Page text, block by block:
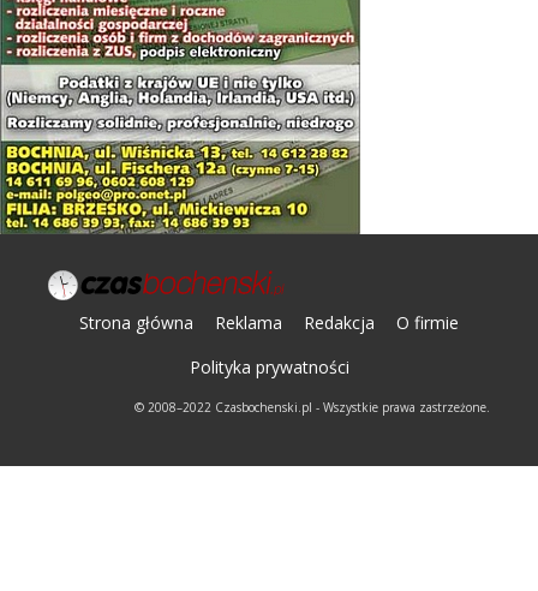
Strona główna Reklama Redakcja
O firmie
Polityka prywatności
© 2008–2022 Czasbochenski.pl - Wszystkie prawa zastrzeżone.